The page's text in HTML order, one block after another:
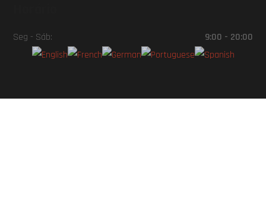
Seg - Sáb: 9:00 - 20:00